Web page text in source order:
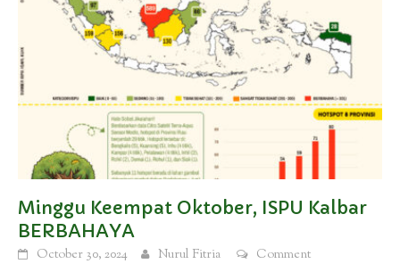
Minggu Keempat Oktober, ISPU Kalbar
BERBAHAYA
October 30, 2024 Nurul Fitria
Comment